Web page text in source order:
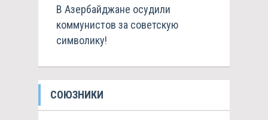
В Азербайджане осудили
коммунистов за советскую
символику!
СОЮЗНИКИ